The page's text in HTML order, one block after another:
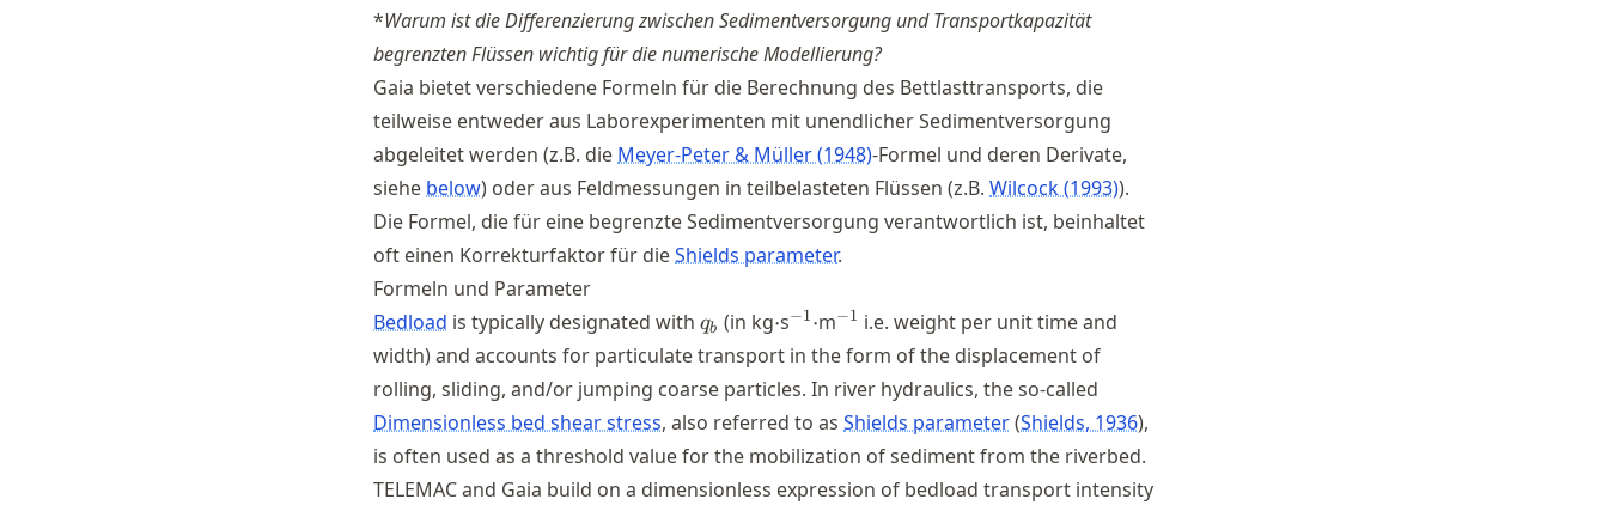
*Warum ist die Differenzierung zwischen Sedimentversorgung und Transportkapazität
begrenzten Flüssen wichtig für die numerische Modellierung?
Gaia bietet verschiedene Formeln für die Berechnung des Bettlasttransports, die
teilweise entweder aus Laborexperimenten mit unendlicher Sedimentversorgung
abgeleitet werden (z.B. die Meyer-Peter & Müller (1948)-Formel und deren Derivate,
siehe below) oder aus Feldmessungen in teilbelasteten Flüssen (z.B. Wilcock (1993)).
Die Formel, die für eine begrenzte Sedimentversorgung verantwortlich ist, beinhaltet
oft einen Korrekturfaktor für dieShields parameter.
Formeln und Parameter
Bedload is typically designated with q_b
qb (in kg\cdot
⋅s^{-1}\cdot
−1⋅m^{-1}
−1 i.e. weight per unit time and
width) and accounts for particulate transport in the form of the displacement of
rolling, sliding, and/or jumping coarse particles. In river hydraulics, the so-called
Dimensionless bed shear stress, also referred to as Shields parameter Shields, 1936 ,
is often used as a threshold value for the mobilization of sediment from the riverbed.
TELEMAC and Gaia build on a dimensionless expression of bedload transport intensity